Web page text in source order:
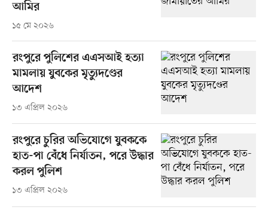
আমির
১৫ মে ২০২৬
রংপুরে পুলিশের এএসআই হত্যা
মামলায় যুবকের মৃত্যুদণ্ডের
আদেশ
১৩ এপ্রিল ২০২৬
রংপুরে চুরির অভিযোগে যুবককে
হাত-পা বেঁধে নির্যাতন, পরে উদ্ধার
করল পুলিশ
১৩ এপ্রিল ২০২৬